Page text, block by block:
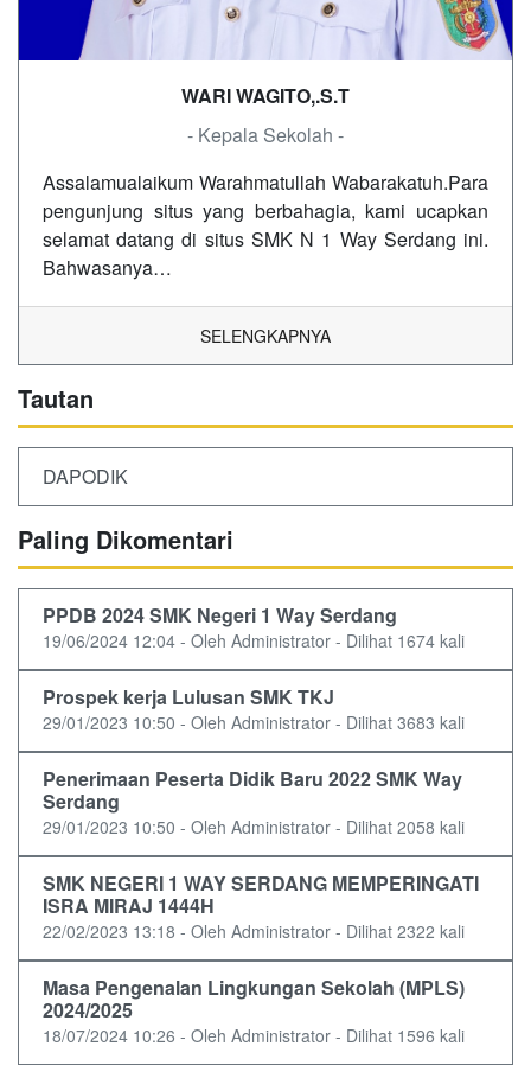
WARI WAGITO,.S.T
- Kepala Sekolah -
Assalamualaikum Warahmatullah Wabarakatuh.Para
pengunjung situs yang berbahagia, kami ucapkan
selamat datang di situs SMK N 1 Way Serdang ini.
Bahwasanya…
SELENGKAPNYA
Tautan
DAPODIK
Paling Dikomentari
PPDB 2024 SMK Negeri 1 Way Serdang
19/06/2024 12:04 - Oleh Administrator - Dilihat 1674 kali
Prospek kerja Lulusan SMK TKJ
29/01/2023 10:50 - Oleh Administrator - Dilihat 3683 kali
Penerimaan Peserta Didik Baru 2022 SMK Way
Serdang
29/01/2023 10:50 - Oleh Administrator - Dilihat 2058 kali
SMK NEGERI 1 WAY SERDANG MEMPERINGATI
ISRA MIRAJ 1444H
22/02/2023 13:18 - Oleh Administrator - Dilihat 2322 kali
Masa Pengenalan Lingkungan Sekolah (MPLS)
2024/2025
18/07/2024 10:26 - Oleh Administrator - Dilihat 1596 kali